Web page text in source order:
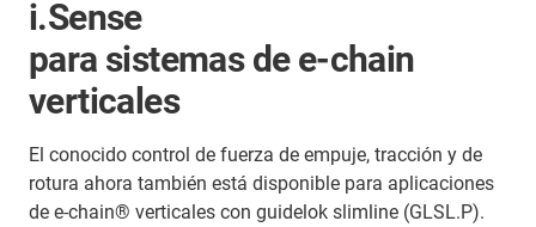
i.Sense
para sistemas de e-chain
verticales
El conocido control de fuerza de empuje, tracción y de
rotura ahora también está disponible para aplicaciones
de e-chain® verticales con guidelok slimline (GLSL.P).